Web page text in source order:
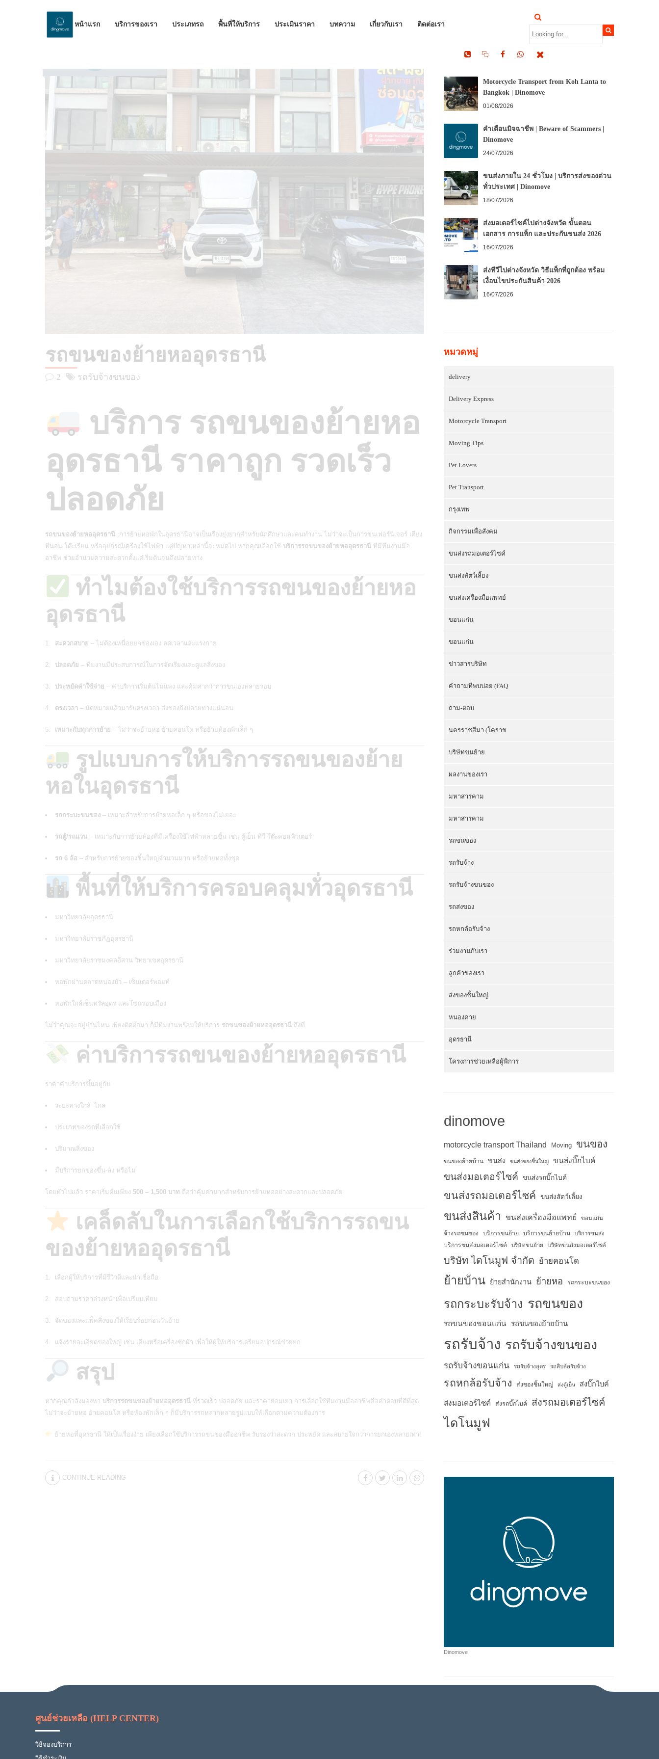
หน้าแรก บริการของเรา ประเภทรถ พื้นที่ให้บริการ ประเมินราคา บทความ เกี่ยวกับเรา ติดต่อเรา
รถขนของย้ายหออุดรธานี
2 รถรับจ้างขนของ
บริการ รถขนของย้ายหอ
อุดรธานี ราคาถูก รวดเร็ว
ปลอดภัย
รถขนของย้ายหออุดรธานี ,การย้ายหอพักในอุดรธานีอาจเป็นเรื่องยุ่งยากสำหรับนักศึกษาและคนทำงาน ไม่ว่าจะเป็นการขนเฟอร์นิเจอร์ เตียง
ที่นอน โต๊ะเรียน หรืออุปกรณ์เครื่องใช้ไฟฟ้า แต่ปัญหาเหล่านี้จะหมดไป หากคุณเลือกใช้ บริการรถขนของย้ายหออุดรธานี ที่มีทีมงานมือ
อาชีพ ช่วยอำนวยความสะดวกตั้งแต่เริ่มต้นจนถึงปลายทาง
ทำไมต้องใช้บริการรถขนของย้ายหอ
อุดรธานี
สะดวกสบาย – ไม่ต้องเหนื่อยยกของเอง ลดเวลาและแรงกาย
ปลอดภัย – ทีมงานมีประสบการณ์ในการจัดเรียงและดูแลสิ่งของ
ประหยัดค่าใช้จ่าย – ค่าบริการเริ่มต้นไม่แพง และคุ้มค่ากว่าการขนเองหลายรอบ
ตรงเวลา – นัดหมายแล้วมารับตรงเวลา ส่งของถึงปลายทางแน่นอน
เหมาะกับทุกการย้าย – ไม่ว่าจะย้ายหอ ย้ายคอนโด หรือย้ายห้องพักเล็ก ๆ
รูปแบบการให้บริการรถขนของย้าย
หอในอุดรธานี
รถกระบะขนของ – เหมาะสำหรับการย้ายหอเล็ก ๆ หรือของไม่เยอะ
รถตู้/รถแวน – เหมาะกับการย้ายห้องที่มีเครื่องใช้ไฟฟ้าหลายชิ้น เช่น ตู้เย็น ทีวี โต๊ะคอมพิวเตอร์
รถ 6 ล้อ – สำหรับการย้ายของชิ้นใหญ่จำนวนมาก หรือย้ายหอทั้งชุด
พื้นที่ให้บริการครอบคลุมทั่วอุดรธานี
มหาวิทยาลัยอุดรธานี
มหาวิทยาลัยราชภัฏอุดรธานี
มหาวิทยาลัยราชมงคลอีสาน วิทยาเขตอุดรธานี
หอพักย่านตลาดหนองบัว – เซ็นเตอร์พอยท์
หอพักใกล้เซ็นทรัลอุดร และโซนรอบเมือง
ไม่ว่าคุณจะอยู่ย่านไหน เพียงติดต่อมา ก็มีทีมงานพร้อมให้บริการ รถขนของย้ายหออุดรธานี ถึงที่
ค่าบริการรถขนของย้ายหออุดรธานี
ราคาค่าบริการขึ้นอยู่กับ
ระยะทางใกล้–ไกล
ประเภทของรถที่เลือกใช้
ปริมาณสิ่งของ
มีบริการยกของขึ้น-ลง หรือไม่
โดยทั่วไปแล้ว ราคาเริ่มต้นเพียง 500 – 1,500 บาท ถือว่าคุ้มค่ามากสำหรับการย้ายหออย่างสะดวกและปลอดภัย
เคล็ดลับในการเลือกใช้บริการรถขน
ของย้ายหออุดรธานี
เลือกผู้ให้บริการที่มีรีวิวดีและน่าเชื่อถือ
สอบถามราคาล่วงหน้าเพื่อเปรียบเทียบ
จัดของและแพ็คสิ่งของให้เรียบร้อยก่อนวันย้าย
แจ้งรายละเอียดของใหญ่ เช่น เตียงหรือเครื่องซักผ้า เพื่อให้ผู้ให้บริการเตรียมอุปกรณ์ช่วยยก
สรุป
หากคุณกำลังมองหา บริการรถขนของย้ายหออุดรธานี ที่รวดเร็ว ปลอดภัย และราคาย่อมเยา การเลือกใช้ทีมงานมืออาชีพคือคำตอบที่ดีที่สุด
ไม่ว่าจะย้ายหอ ย้ายคอนโด หรือห้องพักเล็ก ๆ ก็มีบริการรถหลากหลายรูปแบบให้เลือกตามความต้องการ
ย้ายหอที่อุดรธานี ให้เป็นเรื่องง่าย เพียงเลือกใช้บริการรถขนของมืออาชีพ รับรองว่าสะดวก ประหยัด และสบายใจกว่าการยกเองหลายเท่า!
CONTINUE READING
RECENT POSTS
Motorcycle Transport from Koh Lanta to
Bangkok | Dinomove
01/08/2026
คำเตือนมิจฉาชีพ | Beware of Scammers |
Dinomove
24/07/2026
ขนส่งภายใน 24 ชั่วโมง | บริการส่งของด่วน
ทั่วประเทศ | Dinomove
18/07/2026
ส่งมอเตอร์ไซค์ไปต่างจังหวัด ขั้นตอน
เอกสาร การแพ็ก และประกันขนส่ง 2026
16/07/2026
ส่งทีวีไปต่างจังหวัด วิธีแพ็กที่ถูกต้อง พร้อม
เงื่อนไขประกันสินค้า 2026
16/07/2026
หมวดหมู่
delivery
Delivery Express
Motorcycle Transport
Moving Tips
Pet Lovers
Pet Transport
กรุงเทพ
กิจกรรมเพื่อสังคม
ขนส่งรถมอเตอร์ไซค์
ขนส่งสัตว์เลี้ยง
ขนส่งเครื่องมือแพทย์
ขอนแก่น
ขอนแก่น
ข่าวสารบริษัท
คำถามที่พบบ่อย (FAQ
ถาม-ตอบ
นครราชสีมา (โคราช
บริษัทขนย้าย
ผลงานของเรา
มหาสารคาม
มหาสารคาม
รถขนของ
รถรับจ้าง
รถรับจ้างขนของ
รถส่งของ
รถหกล้อรับจ้าง
ร่วมงานกับเรา
ลูกค้าของเรา
ส่งของชิ้นใหญ่
หนองคาย
อุดรธานี
โครงการช่วยเหลือผู้พิการ
dinomove
motorcycle transport Thailand Moving ขนของ
ขนของย้ายบ้าน ขนส่ง ขนส่งของชิ้นใหญ่ ขนส่งบิ๊กไบค์
ขนส่งมอเตอร์ไซค์ ขนส่งรถบิ๊กไบค์
ขนส่งรถมอเตอร์ไซค์ ขนส่งสัตว์เลี้ยง
ขนส่งสินค้า ขนส่งเครื่องมือแพทย์ ขอนแก่น
จ้างรถขนของ บริการขนย้าย บริการขนย้ายบ้าน บริการขนส่ง
บริการขนส่งมอเตอร์ไซค์ บริษัทขนย้าย บริษัทขนส่งมอเตอร์ไซค์
บริษัท ไดโนมูฟ จำกัด ย้ายคอนโด
ย้ายบ้าน ย้ายสำนักงาน ย้ายหอ รถกระบะขนของ
รถกระบะรับจ้าง รถขนของ
รถขนของขอนแก่น รถขนของย้ายบ้าน
รถรับจ้าง รถรับจ้างขนของ
รถรับจ้างขอนแก่น รถรับจ้างอุดร รถสิบล้อรับจ้าง
รถหกล้อรับจ้าง ส่งของชิ้นใหญ่ ส่งตู้เย็น ส่งบิ๊กไบค์
ส่งมอเตอร์ไซค์ ส่งรถบิ๊กไบค์ ส่งรถมอเตอร์ไซค์
ไดโนมูฟ
Dinomove
ศูนย์ช่วยเหลือ (HELP CENTER)
วิธีจองบริการ